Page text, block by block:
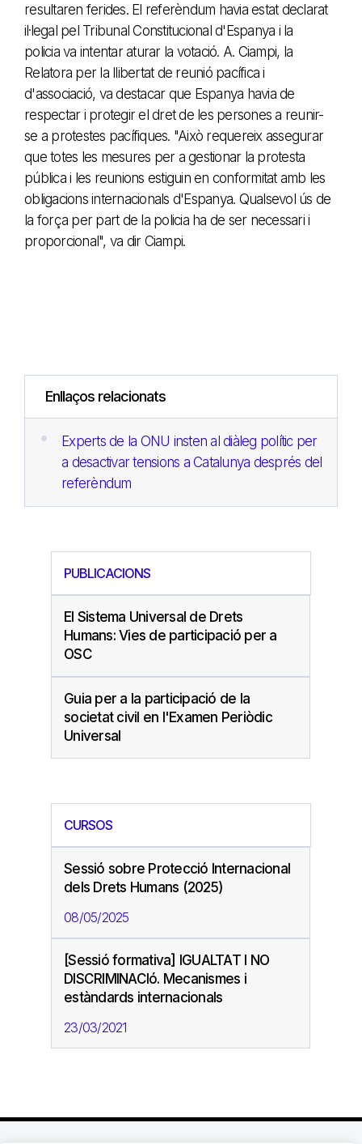
resultaren ferides. El referèndum havia estat declarat
il·legal pel Tribunal Constitucional d'Espanya i la
policia va intentar aturar la votació. A. Ciampi, la
Relatora per la llibertat de reunió pacífica i
d'associació, va destacar que Espanya havia de
respectar i protegir el dret de les persones a reunir-
se a protestes pacífiques. "Això requereix assegurar
que totes les mesures per a gestionar la protesta
pública i les reunions estiguin en conformitat amb les
obligacions internacionals d'Espanya. Qualsevol ús de
la força per part de la policia ha de ser necessari i
proporcional", va dir Ciampi.
Enllaços relacionats
Experts de la ONU insten al diàleg polític per
a desactivar tensions a Catalunya després del
referèndum
PUBLICACIONS
El Sistema Universal de Drets
Humans: Vies de participació per a
OSC
Guia per a la participació de la
societat civil en l'Examen Periòdic
Universal
CURSOS
Sessió sobre Protecció Internacional
dels Drets Humans (2025)
08/05/2025
[Sessió formativa] IGUALTAT I NO
DISCRIMINACIó. Mecanismes i
estàndards internacionals
23/03/2021